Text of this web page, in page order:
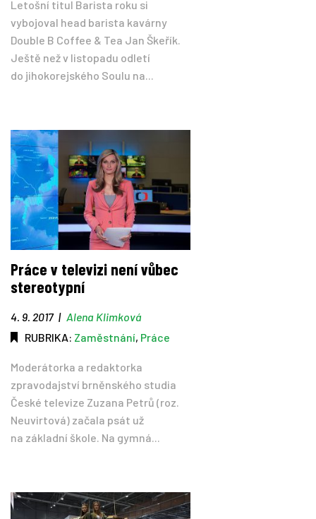
Letošní titul Barista roku si
vybojoval head barista kavárny
Double B Coffee & Tea Jan Škeřík.
Ještě než v listopadu odletí
do jihokorejského Soulu na...
Práce v televizi není vůbec
stereotypní
4. 9. 2017 | Alena Klimková
RUBRIKA: Zaměstnání, Práce
Moderátorka a redaktorka
zpravodajství brněnského studia
České televize Zuzana Petrů (roz.
Neuvirtová) začala psát už
na základní škole. Na gymná...